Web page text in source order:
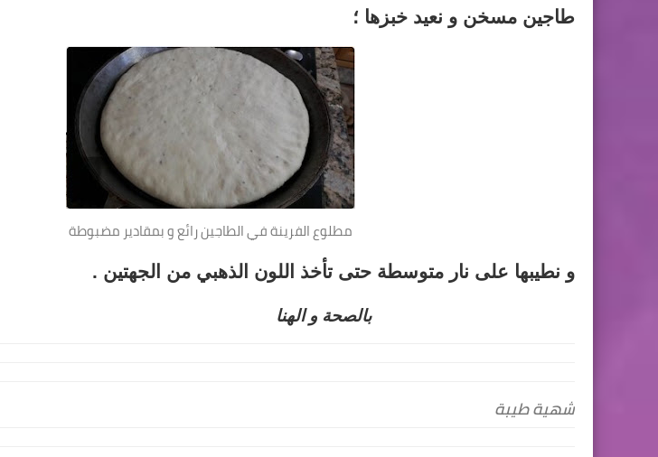
طاجين مسخن و نعيد خبزها ؛
مطلوع الفرينة في الطاجين رائع و بمقادير مضبوطة
و نطيبها على نار متوسطة حتى تأخذ اللون الذهبي من الجهتين .
بالصحة و الهنا
شهية طيبة